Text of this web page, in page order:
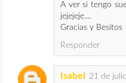
A ver si tengo
jejejeje....
Gracias y Besitos
Responder
Isabel 21 de